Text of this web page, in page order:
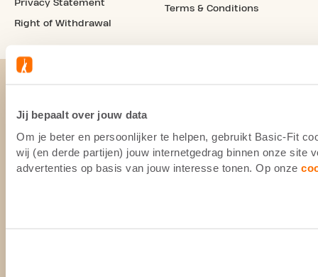
Jij bepaalt over jouw data
Om je beter en persoonlijker te helpen, gebruikt Basic-Fit
wij (en derde partijen) jouw internetgedrag binnen onze site
advertenties op basis van jouw interesse tonen. Op onze
Privacy Statement
Right of Withdrawal
Terms & Conditions